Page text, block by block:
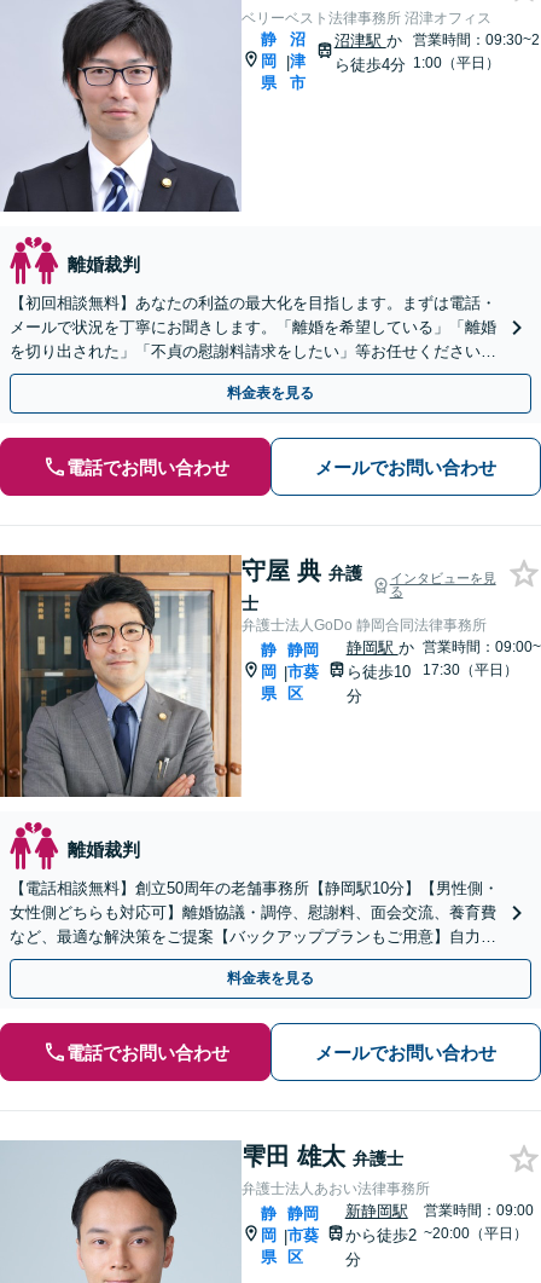
ベリーベスト法律事務所 沼津オフィス
静
岡
県
|
沼
津
市
沼津駅 か
ら徒歩4分
営業時間：09:30~2
1:00（平日）
離婚裁判
【初回相談無料】あなたの利益の最大化を目指します。まずは電話・
メールで状況を丁寧にお聞きします。「離婚を希望している」「離婚
を切り出された」「不貞の慰謝料請求をしたい」等お任せください。
【リーズナブルな料金設定】
料金表を見る
電話でお問い合わせ メールでお問い合わせ
守屋 典 弁護
士
インタビューを見
る
弁護士法人GoDo 静岡合同法律事務所
静
岡
県
|
静岡
市葵
区
静岡駅 か
ら徒歩10
分
営業時間：09:00~
17:30（平日）
離婚裁判
【電話相談無料】創立50周年の老舗事務所【静岡駅10分】【男性側・
女性側どちらも対応可】離婚協議・調停、慰謝料、面会交流、養育費
など、最適な解決策をご提案【バックアッププランもご用意】自力で
書面作成をしたい方におすすめ【法テラス可】
料金表を見る
電話でお問い合わせ メールでお問い合わせ
雫田 雄太 弁護士
弁護士法人あおい法律事務所
静
岡
県
|
静岡
市葵
区
新静岡駅
から徒歩2
分
営業時間：09:00
~20:00（平日）